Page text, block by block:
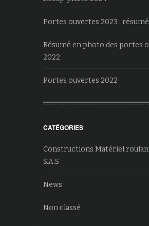
Portes ouvertes 2023 :
Résumé en photo des portes
2022
Portes ouvertes 2022
CATÉGORIES
Constructions Matériel roulant
S.A.S
News
Non classé